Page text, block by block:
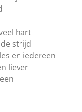
hart
de strijd
en iedereen
liever